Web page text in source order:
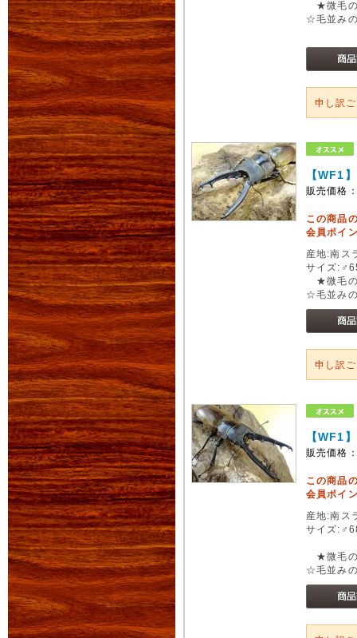
★微毛の
☆毛並み
申し訳
【WF1
販売価格
この商品
会員ポイ
産地:南
サイズ
★微毛の
☆毛並み
申し訳
【WF1
販売価格
この商品
会員ポイ
産地:南
サイズ
★微毛の
☆毛並み